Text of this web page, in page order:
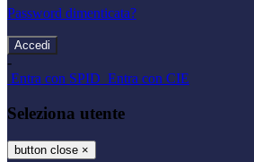
Password dimenticata?
-
Entra con SPID Entra con CIE
Seleziona utente
button close ×